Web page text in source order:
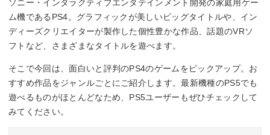
ソニー・インタラクティブエンタテインメント開発の家庭用ゲー
ム機であるPS4。グラフィックが美しいビッグタイトルや、イン
ディーズクリエイターが製作した個性豊かな作品、話題のVRソ
フトなど、さまざまなタイトルを遊べます。
そこで今回は、面白いと評判のPS4のゲームをピックアップ。お
すすめ作品をジャンルごとにご紹介します。最新機種のPS5でも
遊べるものがほとんどなため、PS5ユーザーもぜひチェックして
みてください。